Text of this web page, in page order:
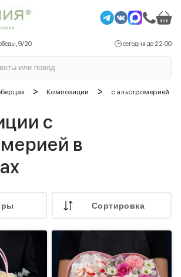
9/20 сегодня до 22:00
> Композиции > с альстромерией
с
в
Cортировка